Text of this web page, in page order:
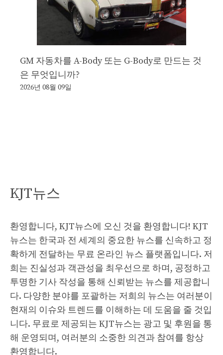
GM 자동차를 A-Body 또는 G-Body로 만드는 것
은 무엇입니까?
2026년 08월 09일
KJT뉴스
환영합니다, KJT뉴스에 오신 것을 환영합니다! KJT
뉴스는 한국과 전 세계의 중요한 뉴스를 신속하고 정
확하게 전달하는 무료 온라인 뉴스 플랫폼입니다. 저
희는 진실성과 객관성을 최우선으로 하며, 공정하고
투명한 기사 작성을 통해 신뢰받는 뉴스를 제공합니
다. 다양한 분야를 포괄하는 저희의 뉴스는 여러분이
현재의 이슈와 트렌드를 이해하는 데 도움을 줄 것입
니다. 무료로 제공되는 KJT뉴스는 광고 및 후원을 통
해 운영되며, 여러분의 소중한 의견과 참여를 항상
환영합니다.